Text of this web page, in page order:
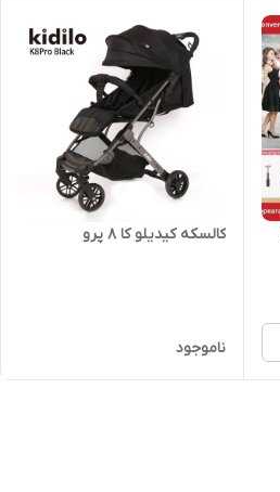
کالسکه کیدیلو کا ۸ پرو
ناموجود